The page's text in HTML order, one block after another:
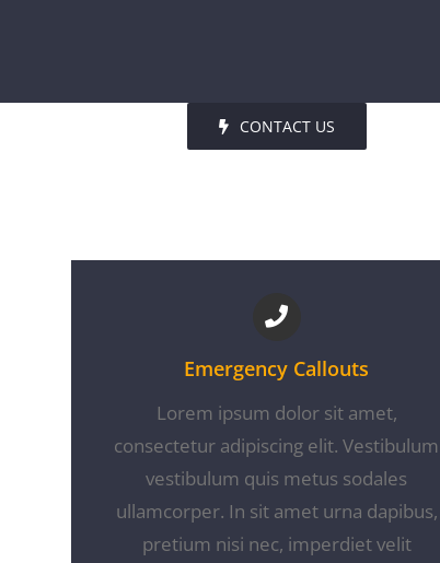
CONTACT US
Emergency Callouts
Lorem ipsum dolor sit amet,
consectetur adipiscing elit. Vestibulum
vestibulum quis metus sodales
ullamcorper. In sit amet urna dapibus,
pretium nisi nec, imperdiet velit